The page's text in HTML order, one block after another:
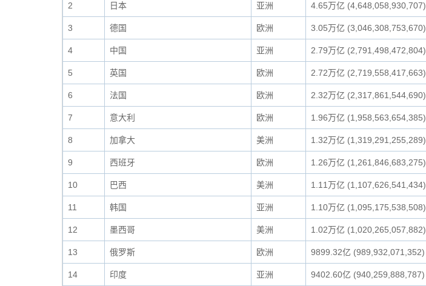
2 日本 亚洲 4.65万亿 (4,648,058,930,707)
3 德国 欧洲 3.05万亿 (3,046,308,753,670)
4 中国 亚洲 2.79万亿 (2,791,498,472,804)
5 英国 欧洲 2.72万亿 (2,719,558,417,663)
6 法国 欧洲 2.32万亿 (2,317,861,544,690)
7 意大利 欧洲 1.96万亿 (1,958,563,654,385)
8 加拿大 美洲 1.32万亿 (1,319,291,255,289)
9 西班牙 欧洲 1.26万亿 (1,261,846,683,275)
10 巴西 美洲 1.11万亿 (1,107,626,541,434)
11 韩国 亚洲 1.10万亿 (1,095,175,538,508)
12 墨西哥 美洲 1.02万亿 (1,020,265,057,882)
13 俄罗斯 欧洲 9899.32亿 (989,932,071,352)
14 印度 亚洲 9402.60亿 (940,259,888,787)